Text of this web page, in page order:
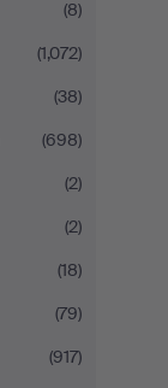
(8)
(1,072)
(38)
(698)
(2)
(2)
(18)
(79)
(917)